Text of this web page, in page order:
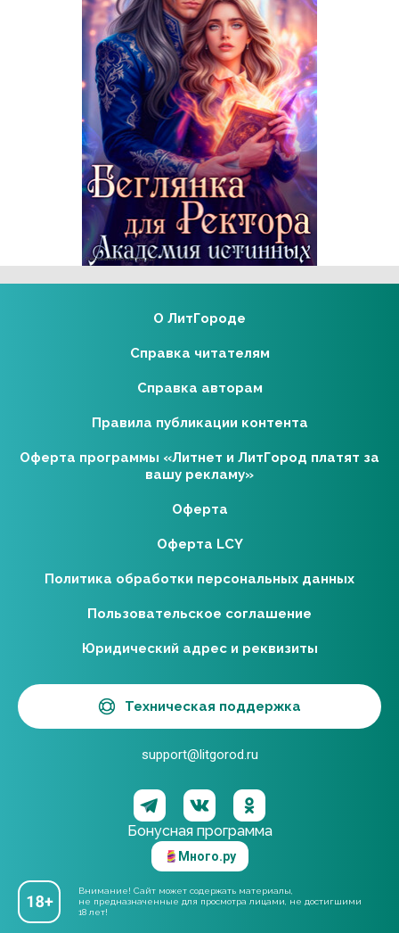
Реклама 16+ АО «ЛитГород»
Бонусная программа
Много.ру
Внимание! Сайт может содержать материалы,
не предназначенные для просмотра лицами, не достигшими
18 лет!
О ЛитГороде
Справка читателям
Справка авторам
Правила публикации контента
Оферта программы «Литнет и ЛитГород платят за
вашу рекламу»
Оферта
Оферта LCY
Политика обработки персональных данных
Пользовательское соглашение
Юридический адрес и реквизиты
Техническая поддержка
support@litgorod.ru